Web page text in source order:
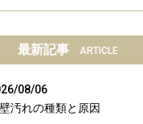
最新記事 ARTICLE
08/06
汚れの種類と原因